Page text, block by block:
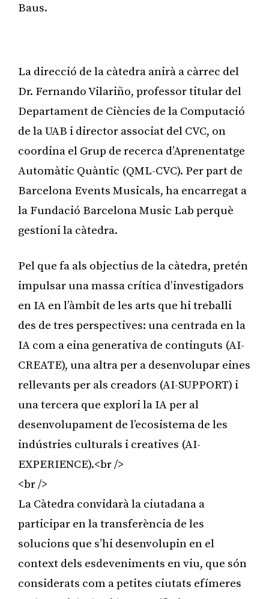
Baus.
La direcció de la càtedra anirà a càrrec del
Dr. Fernando Vilariño, professor titular del
Departament de Ciències de la Computació
de la UAB i director associat del CVC, on
coordina el Grup de recerca d’Aprenentatge
Automàtic Quàntic (QML-CVC). Per part de
Barcelona Events Musicals, ha encarregat a
la Fundació Barcelona Music Lab perquè
gestioni la càtedra.
Pel que fa als objectius de la càtedra, pretén
impulsar una massa crítica d’investigadors
en IA en l’àmbit de les arts que hi treballi
des de tres perspectives: una centrada en la
IA com a eina generativa de continguts (AI-
CREATE), una altra per a desenvolupar eines
rellevants per als creadors (AI-SUPPORT) i
una tercera que explori la IA per al
desenvolupament de l’ecosistema de les
indústries culturals i creatives (AI-
EXPERIENCE).<br />
<br />
La Càtedra convidarà la ciutadana a
participar en la transferència de les
solucions que s’hi desenvolupin en el
context dels esdeveniments en viu, que són
considerats com a petites ciutats efímeres